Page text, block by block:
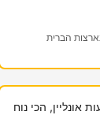
הברית
אונליין, הכי נוח